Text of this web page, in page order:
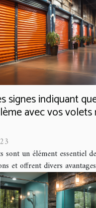
signes indiquant
avec vos
sont un élément essentiel de
et offrent divers